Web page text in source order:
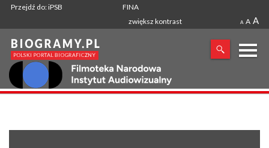
Przejdź do: iPSB
FINA
zwiększ kontrast
A A A
X